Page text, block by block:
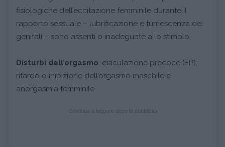
fisiologiche dell’eccitazione femminile durante il
rapporto sessuale – lubrificazione e tumescenza dei
genitali – sono assenti o inadeguate allo stimolo.
Disturbi dell’orgasmo: eiaculazione precoce (EP),
ritardo o inibizione dell’orgasmo maschile e
anorgasmia femminile.